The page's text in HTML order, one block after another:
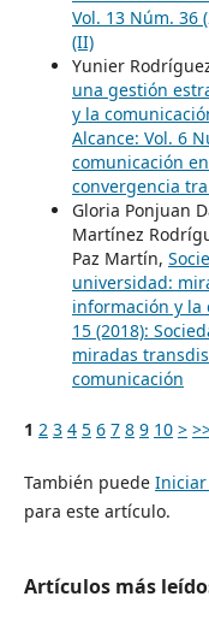
Vol. 13 Núm. 36
(II)
Yunier
una gestión
y la
Alcance: Vol. 6
comunicación
convergencia
Gloria Ponjuan
Martínez
Paz Martín,
universidad:
información y la
15 (2018):
miradas
comunicación
1 2 3 4 5 6 7 8 9 10 >
También puede Iniciar
para este artículo.
Artículos más